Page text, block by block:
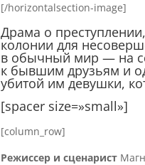
[/horizontalsection-image]
Драма о
колонии для
в обычный мир — на
к бывшим друзьям и
убитой им девушки,
[spacer size=»small»]
[column_row]
Режиссер и сценарист